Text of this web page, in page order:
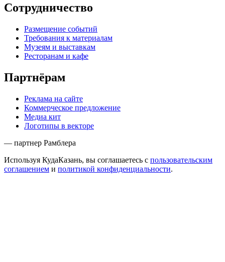
Сотрудничество
Размещение событий
Требования к материалам
Музеям и выставкам
Ресторанам и кафе
Партнёрам
Реклама на сайте
Коммерческое предложение
Медиа кит
Логотипы в векторе
— партнер Рамблера
Используя КудаКазань, вы соглашаетесь с пользовательским
соглашением и политикой конфиденциальности.